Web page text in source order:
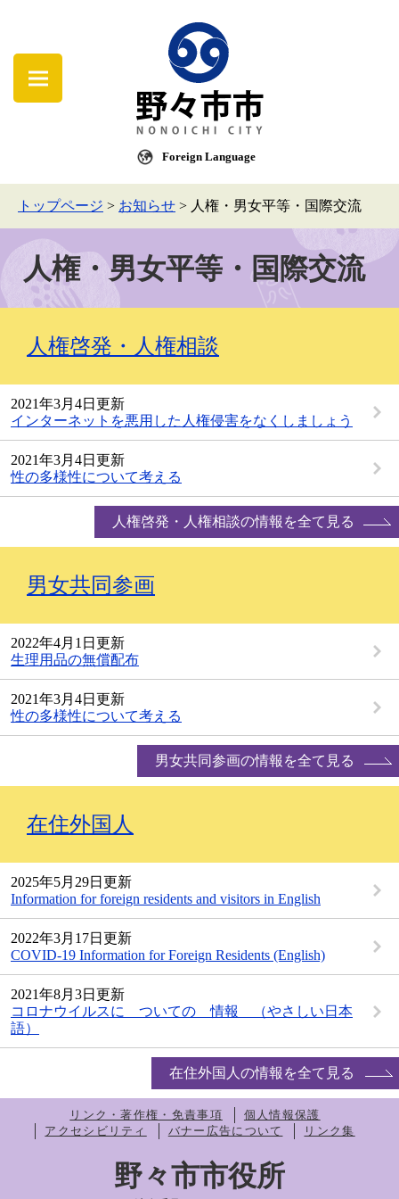
Foreign Language
トップページ > お知らせ > 人権・男女平等・国際交流
人権・男女平等・国際交流
人権啓発・人権相談
2021年3月4日更新
インターネットを悪用した人権侵害をなくしましょう
2021年3月4日更新
性の多様性について考える
人権啓発・人権相談の情報を全て見る
男女共同参画
2022年4月1日更新
生理用品の無償配布
2021年3月4日更新
性の多様性について考える
男女共同参画の情報を全て見る
在住外国人
2025年5月29日更新
Information for foreign residents and visitors in English
2022年3月17日更新
COVID-19 Information for Foreign Residents (English)
2021年8月3日更新
コロナウイルスに ついての 情報 （やさしい日本
語）
在住外国人の情報を全て見る
リンク・著作権・免責事項
個人情報保護
アクセシビリティ
バナー広告について リンク集
野々市市役所